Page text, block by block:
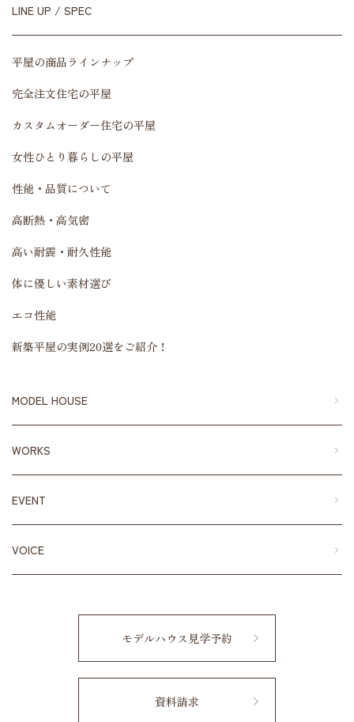
LINE UP / SPEC
平屋の商品ラインナップ
完全注文住宅の平屋
カスタムオーダー住宅の平屋
女性ひとり暮らしの平屋
性能・品質について
高断熱・高気密
高い耐震・耐久性能
体に優しい素材選び
エコ性能
新築平屋の実例20選をご紹介！
MODEL HOUSE
WORKS
EVENT
VOICE
モデルハウス見学予約
資料請求